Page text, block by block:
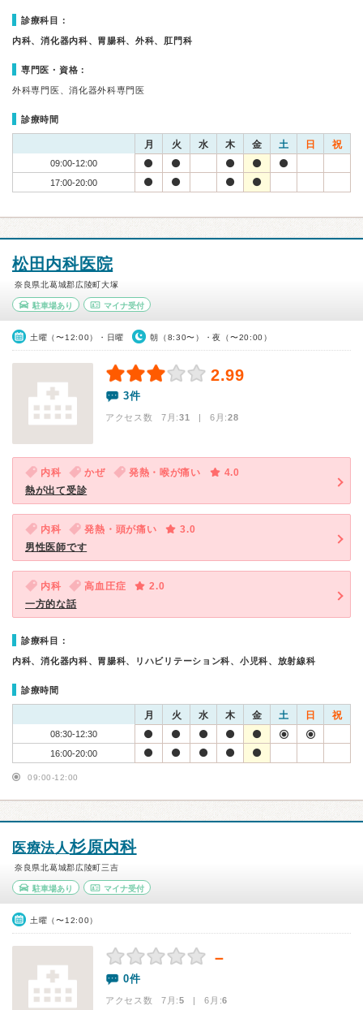
診療科目：
内科、消化器内科、胃腸科、外科、肛門科
専門医・資格：
外科専門医、消化器外科専門医
診療時間
月 火 水 木 金 土 日 祝
09:00-12:00
17:00-20:00
松田内科医院
奈良県北葛城郡広陵町大塚
駐車場あり マイナ受付
土曜（〜12:00）・日曜 朝（8:30〜）・夜（〜20:00）
2.99
3件
アクセス数 7月:31 | 6月:28
内科 かぜ 発熱・喉が痛い
4.0
熱が出て受診
内科 発熱・頭が痛い
3.0
男性医師です
内科 高血圧症
2.0
一方的な話
診療科目：
内科、消化器内科、胃腸科、リハビリテーション科、小児科、放射線科
診療時間
月 火 水 木 金 土 日 祝
08:30-12:30
16:00-20:00
09:00-12:00
医療法人杉原内科
奈良県北葛城郡広陵町三吉
駐車場あり マイナ受付
土曜（〜12:00）
－
0件
アクセス数 7月:5 | 6月:6